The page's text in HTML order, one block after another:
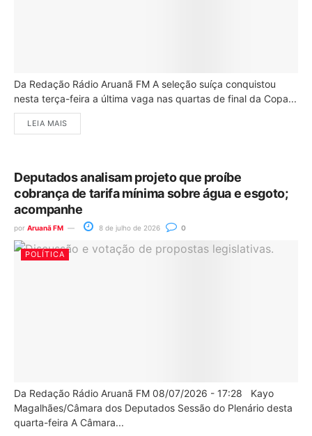
Da Redação Rádio Aruanã FM A seleção suíça conquistou
nesta terça-feira a última vaga nas quartas de final da Copa...
LEIA MAIS
Deputados analisam projeto que proíbe
cobrança de tarifa mínima sobre água e esgoto;
acompanhe
por Aruanã FM 8 de julho de 2026 0
POLÍTICA
Da Redação Rádio Aruanã FM 08/07/2026 - 17:28 Kayo
Magalhães/Câmara dos Deputados Sessão do Plenário desta
quarta-feira A Câmara...